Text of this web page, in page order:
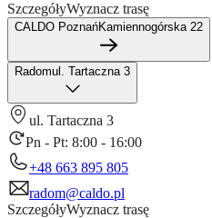
SzczegółyWyznacz trasę
CALDO PoznańKamiennogórska 22
Radomul. Tartaczna 3
ul. Tartaczna 3
Pn - Pt: 8:00 - 16:00
+48 663 895 805
radom@caldo.pl
SzczegółyWyznacz trasę